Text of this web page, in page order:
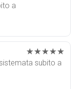
a
★★★★★
subito a